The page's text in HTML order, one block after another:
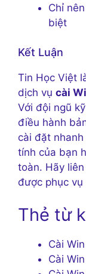
Chỉ
biệt
Kết Luận
Tin Học Việt
dịch vụ cài
Với đội ngũ
điều hành
cài đặt
tính của bạn
toàn. Hãy
được phục
Thẻ từ
Cài
Cài